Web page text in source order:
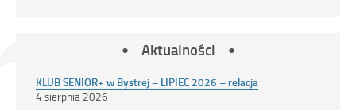
Aktualności
KLUB SENIOR+ w Bystrej – LIPIEC 2026 – relacja
4 sierpnia 2026